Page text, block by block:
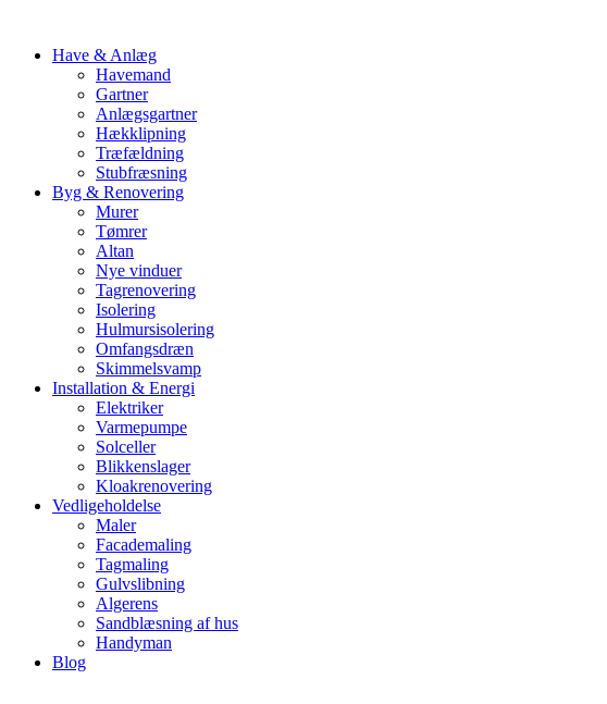
Have & Anlæg
Havemand
Gartner
Anlægsgartner
Hækklipning
Træfældning
Stubfræsning
Byg & Renovering
Murer
Tømrer
Altan
Nye vinduer
Tagrenovering
Isolering
Hulmursisolering
Omfangsdræn
Skimmelsvamp
Installation & Energi
Elektriker
Varmepumpe
Solceller
Blikkenslager
Kloakrenovering
Vedligeholdelse
Maler
Facademaling
Tagmaling
Gulvslibning
Algerens
Sandblæsning af hus
Handyman
Blog